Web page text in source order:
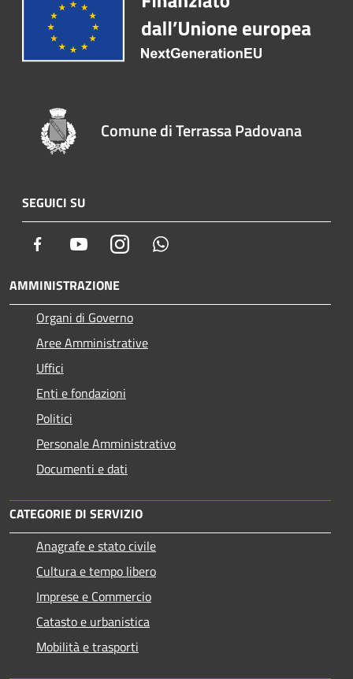
Comune di Terrassa Padovana
SEGUICI SU
Facebook YoutubeInstagram
AMMINISTRAZIONE
Organi di Governo
Aree Amministrative
Uffici
Enti e fondazioni
Politici
Personale Amministrativo
Documenti e dati
CATEGORIE DI SERVIZIO
Anagrafe e stato civile
Cultura e tempo libero
Imprese e Commercio
Catasto e urbanistica
Mobilità e trasporti